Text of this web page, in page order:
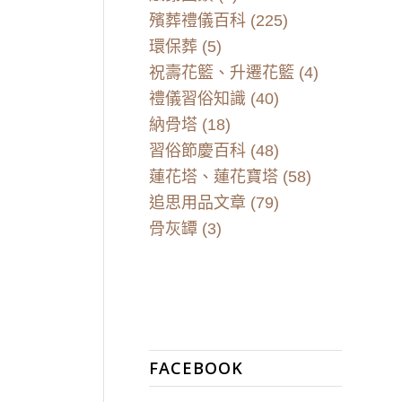
殯葬禮儀百科(225)
環保葬(5)
祝壽花籃、升遷花籃 (4)
禮儀習俗知識 (40)
納骨塔 (18)
習俗節慶百科(48)
蓮花塔、蓮花寶塔 (58)
追思用品文章 (79)
骨灰罈(3)
FACEBOOK